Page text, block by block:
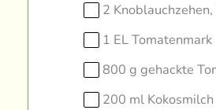
2
1 EL Tomatenmark
800 g gehackte
200 ml Kokosmilch